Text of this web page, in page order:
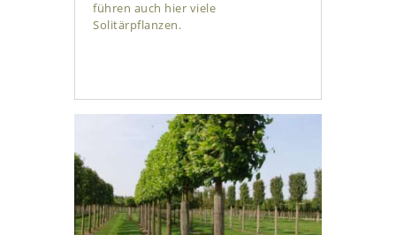
führen auch hier viele
Solitärpflanzen.